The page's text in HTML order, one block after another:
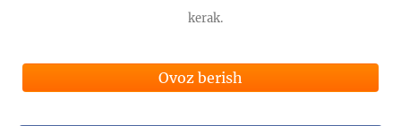
kerak.
Ovoz berish